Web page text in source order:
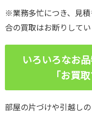
※業務多忙につき、見
合の買取はお断りしてい
いろいろなお
「お買
部屋の片づけや引越し